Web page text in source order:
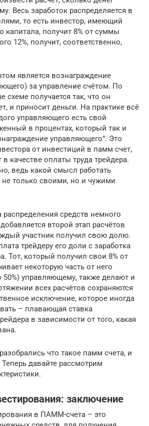
Весь заработок распределяется в
то есть инвестор, имеющий
капитала, получит 8% от суммы
12%, получит, соответственно,
является вознаграждение
за управление счётом. По
получается так, что он
и приносит деньги. На практике всё
управляющего есть свой
в процентах, который так и
управляющего”. Это
от инвестиций в памм счет,
в качестве оплаты труда трейдера.
ведь какой смысл работать
не только своими, но и чужими
распределения средств немного
второй этап расчётов
участник получил свою долю.
трейдеру его доли с заработка
Тот, который получил свои 8% от
некоторую часть от него
50%) управляющему, также делают и
всех расчётов сохраняются
исключение, которое иногда
– плавающая ставка
в зависимости от того, какая
что такое памм счета, и
давайте рассмотрим
заключение
в ПАММ-счета – это